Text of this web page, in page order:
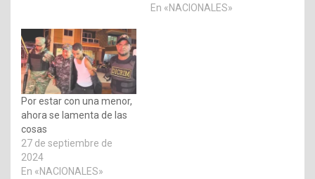
En «NACIONALES»
Por estar con una menor,
ahora se lamenta de las
cosas
27 de septiembre de
2024
En «NACIONALES»